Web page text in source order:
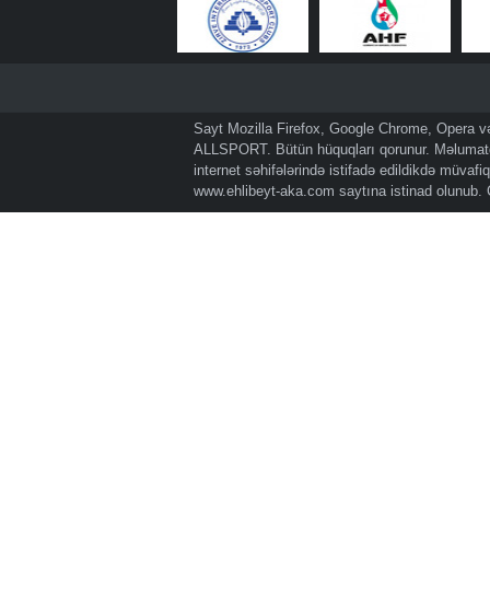
Sayt Mozilla Firefox, Google Chrome, Opera
ALLSPORT. Bütün hüquqları qorunur.
internet səhifələrində istifadə edildikdə
www.ehlibeyt-aka.com saytına istinad olunub.